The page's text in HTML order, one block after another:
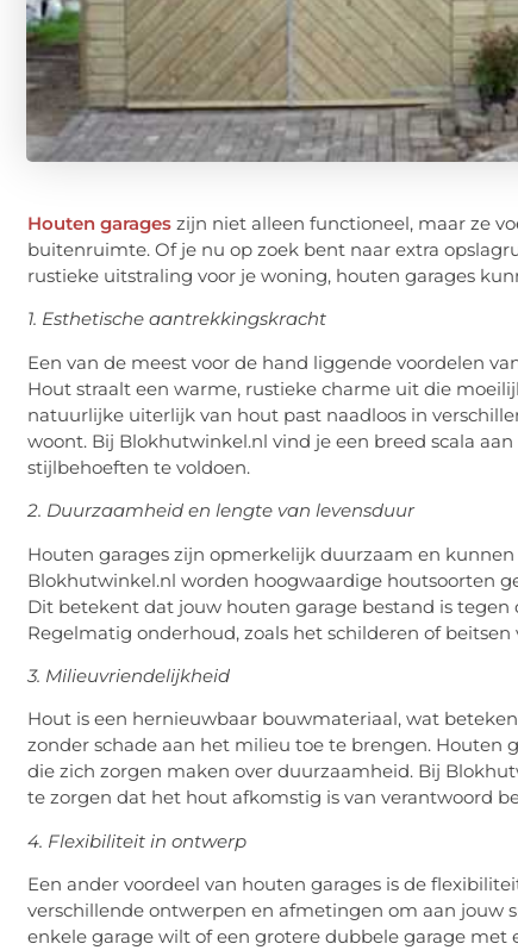
Houten garages zijn niet alleen functioneel, maar ze
buitenruimte. Of je nu op zoek bent naar extra
rustieke uitstraling voor je woning, houten garages
1. Esthetische aantrekkingskracht
Een van de meest voor de hand liggende voordelen
Hout straalt een warme, rustieke charme uit die
natuurlijke uiterlijk van hout past naadloos in
woont. Bij Blokhutwinkel.nl vind je een breed scala
stijlbehoeften te voldoen.
2. Duurzaamheid en lengte van levensduur
Houten garages zijn opmerkelijk duurzaam en
Blokhutwinkel.nl worden hoogwaardige houtsoorten
Dit betekent dat jouw houten garage bestand is
Regelmatig onderhoud, zoals het schilderen of
3. Milieuvriendelijkheid
Hout is een hernieuwbaar bouwmateriaal, wat
zonder schade aan het milieu toe te brengen. Houten
die zich zorgen maken over duurzaamheid. Bij
te zorgen dat het hout afkomstig is van verantwoord
4. Flexibiliteit in ontwerp
Een ander voordeel van houten garages is de
verschillende ontwerpen en afmetingen om aan jouw
enkele garage wilt of een grotere dubbele garage